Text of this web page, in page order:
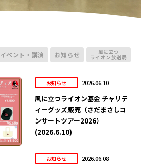
イベント・講演 お知らせ 風に立つ
ライオン放送局
お知らせ 2026.06.10
風に立つライオン基金 チャリテ
ィーグッズ販売（さだまさしコ
ンサートツアー2026）
(2026.6.10)
お知らせ 2026.06.08